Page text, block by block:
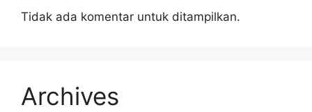
Tidak ada komentar untuk ditampilkan.
Archives